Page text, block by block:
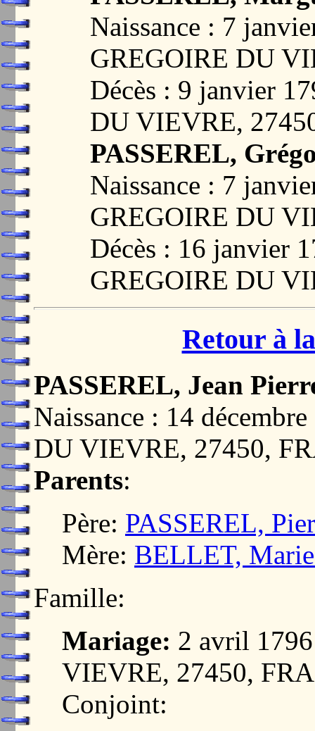
Naissance : 7
GREGOIRE DU
Décès : 9 janvier
DU VIEVRE,
PASSEREL,
Naissance : 7
GREGOIRE DU
Décès : 16 janvier
GREGOIRE DU
Retour à
PASSEREL, Jean
Naissance : 14
DU VIEVRE, 27450,
Parents:
Père: PASSEREL,
Mère: BELLET,
Famille:
Mariage: 2 avril
VIEVRE, 27450,
Conjoint: